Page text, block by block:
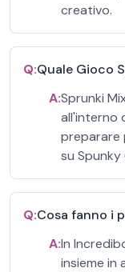
creativo.
Q:Quale Gioco
A:Sprunki
all'interno
preparare
su Spunky
Q:Cosa fanno i
A:In
insieme in